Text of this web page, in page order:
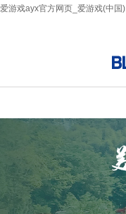
爱游戏ayx官方网页_爱游戏(中国)